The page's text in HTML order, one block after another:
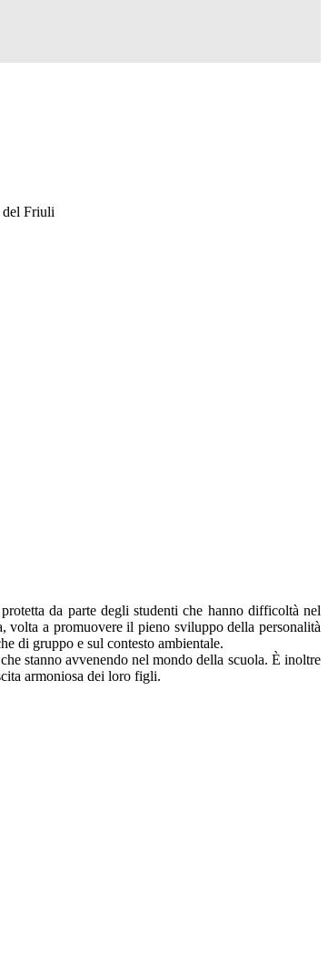
Friuli
da parte degli studenti che hanno difficoltà nel
volta a promuovere il pieno sviluppo della personalità
di gruppo e sul contesto ambientale.
stanno avvenendo nel mondo della scuola. È inoltre
armoniosa dei loro figli.